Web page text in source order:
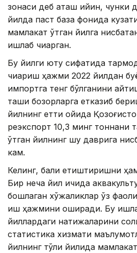
зонаси деб аташ қийин, чунки
йилда паст база фонида
мамлакат ўтган йилга
ишлаб чиқарган.
Бу йилги ютуқ сифатида
чиқариш ҳажми 2022 йилдан
импортга тенг бўлганини
ташқи бозорларга етказиб
йилнинг етти ойида
реэкспорт 10,3 минг тоннани
ўтган йилнинг шу даврига
кам.
Келинг, балиқ етиштиришни
Бир неча йил ичида
бошлаган хўжаликлар ўз
иш ҳажмини оширади. Бу
йиллардаги натижаларини
статистика хизмати
йилнинг тўлиқ йилида